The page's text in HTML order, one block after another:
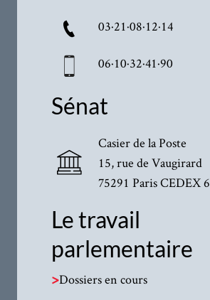
03·21·08·12·14
06·10·32·41·90
Sénat
Casier de la Poste
15, rue de Vaugirard
75291 Paris CEDEX 6
Le travail
parlementaire
>Dossiers en cours